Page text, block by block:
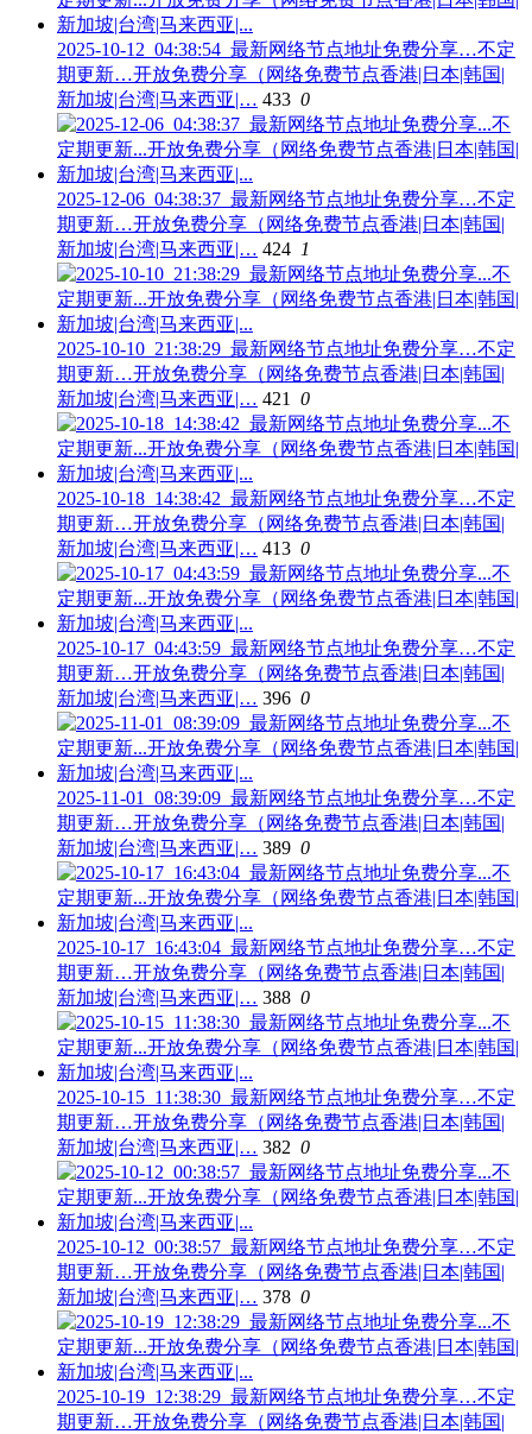
2025-10-12_04:38:54_最新网络节点地址免费分享…不定
期更新…开放免费分享（网络免费节点香港|日本|韩国|
新加坡|台湾|马来西亚|… 433 0
2025-12-06_04:38:37_最新网络节点地址免费分享…不定
期更新…开放免费分享（网络免费节点香港|日本|韩国|
新加坡|台湾|马来西亚|… 424 1
2025-10-10_21:38:29_最新网络节点地址免费分享…不定
期更新…开放免费分享（网络免费节点香港|日本|韩国|
新加坡|台湾|马来西亚|… 421 0
2025-10-18_14:38:42_最新网络节点地址免费分享…不定
期更新…开放免费分享（网络免费节点香港|日本|韩国|
新加坡|台湾|马来西亚|… 413 0
2025-10-17_04:43:59_最新网络节点地址免费分享…不定
期更新…开放免费分享（网络免费节点香港|日本|韩国|
新加坡|台湾|马来西亚|… 396 0
2025-11-01_08:39:09_最新网络节点地址免费分享…不定
期更新…开放免费分享（网络免费节点香港|日本|韩国|
新加坡|台湾|马来西亚|… 389 0
2025-10-17_16:43:04_最新网络节点地址免费分享…不定
期更新…开放免费分享（网络免费节点香港|日本|韩国|
新加坡|台湾|马来西亚|… 388 0
2025-10-15_11:38:30_最新网络节点地址免费分享…不定
期更新…开放免费分享（网络免费节点香港|日本|韩国|
新加坡|台湾|马来西亚|… 382 0
2025-10-12_00:38:57_最新网络节点地址免费分享…不定
期更新…开放免费分享（网络免费节点香港|日本|韩国|
新加坡|台湾|马来西亚|… 378 0
2025-10-19_12:38:29_最新网络节点地址免费分享…不定
期更新…开放免费分享（网络免费节点香港|日本|韩国|